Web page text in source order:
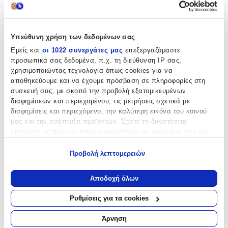
Υπεύθυνη χρήση των δεδομένων σας
Εμείς και οι 1022 συνεργάτες μας επεξεργαζόμαστε
προσωπικά σας δεδομένα, π.χ. τη διεύθυνση IP σας,
χρησιμοποιώντας τεχνολογία όπως cookies για να
αποθηκεύουμε και να έχουμε πρόσβαση σε πληροφορίες στη
συσκευή σας, με σκοπό την προβολή εξατομικευμένων
διαφημίσεων και περιεχομένου, τις μετρήσεις σχετικά με
διαφημίσεις και περιεχόμενο, την καλύτερη εικόνα του κοινού
μας και την ανάπτυξη προϊόντων. Έχετε τη δυνατότητα
Να συλλέξουμε πληροφορίες σχετικά με τη γεωγραφική
σας τοποθεσία, οι οποίες μπορεί να είναι ακριβείς σε
απόσταση μερικών μέτρων
Να αναγνωρίσουμε τη συσκευή σας σαρώνοντας ενεργά
για συγκεκριμένα χαρακτηριστικά (δακτυλικό αποτύπωμα)
Προβολή λεπτομερειών
Αποδοχή όλων
Ρυθμίσεις για τα cookies
Άρνηση
Ελατήριο:
Μονό
Κλείστρο:
Όχι
OEM
Αξιολογήσεις